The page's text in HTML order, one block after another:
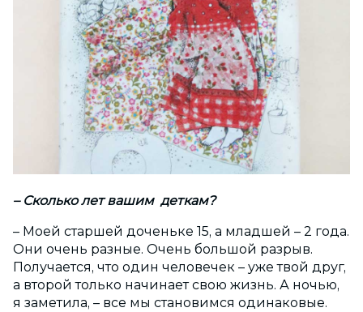
– Сколько лет вашим деткам?
– Моей старшей доченьке 15, а младшей – 2 года.
Они очень разные. Очень большой разрыв.
Получается, что один человечек – уже твой друг,
а второй только начинает свою жизнь. А ночью,
я заметила, – все мы становимся одинаковые.